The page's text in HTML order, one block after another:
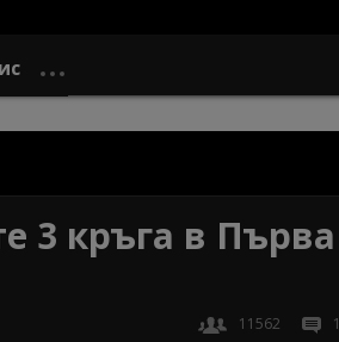
3 кръга в Първа
11562 1